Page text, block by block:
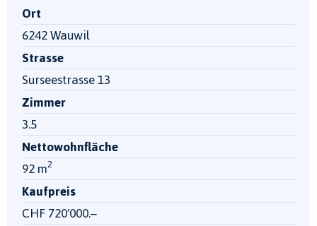
Ort
6242 Wauwil
Strasse
Surseestrasse 13
Zimmer
3.5
Nettowohnfläche
92 m2
Kaufpreis
CHF 720'000.–